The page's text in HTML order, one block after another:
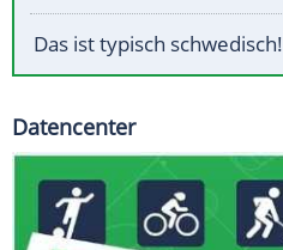
Das ist typisch schwedisch!
Datencenter